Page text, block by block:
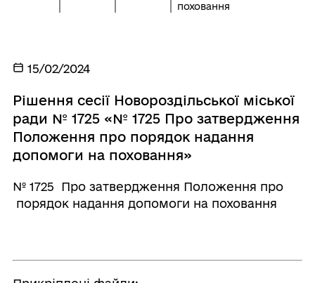
поховання
15/02/2024
Рішення сесії Новороздільської міської
ради № 1725 «№ 1725 Про затвердження
Положення про порядок надання
допомоги на поховання»
№ 1725 Про затвердження Положення про
порядок надання допомоги на поховання